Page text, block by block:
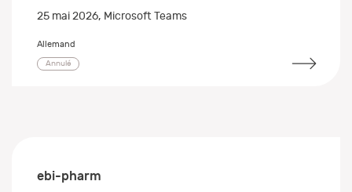
25 mai 2026, Microsoft Teams
Allemand
Annulé
ebi-pharm